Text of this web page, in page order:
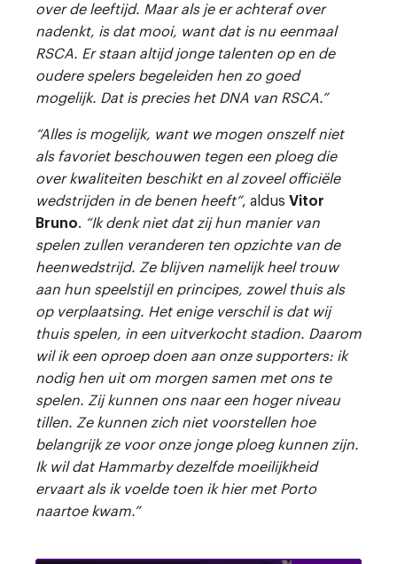
over de leeftijd. Maar als je er achteraf over
nadenkt, is dat mooi, want dat is nu eenmaal
RSCA. Er staan altijd jonge talenten op en de
oudere spelers begeleiden hen zo goed
mogelijk. Dat is precies het DNA van RSCA.”
“Alles is mogelijk, want we mogen onszelf niet
als favoriet beschouwen tegen een ploeg die
over kwaliteiten beschikt en al zoveel officiële
wedstrijden in de benen heeft”, aldus Vitor
Bruno. “Ik denk niet dat zij hun manier van
spelen zullen veranderen ten opzichte van de
heenwedstrijd. Ze blijven namelijk heel trouw
aan hun speelstijl en principes, zowel thuis als
op verplaatsing. Het enige verschil is dat wij
thuis spelen, in een uitverkocht stadion. Daarom
wil ik een oproep doen aan onze supporters: ik
nodig hen uit om morgen samen met ons te
spelen. Zij kunnen ons naar een hoger niveau
tillen. Ze kunnen zich niet voorstellen hoe
belangrijk ze voor onze jonge ploeg kunnen zijn.
Ik wil dat Hammarby dezelfde moeilijkheid
ervaart als ik voelde toen ik hier met Porto
naartoe kwam.”